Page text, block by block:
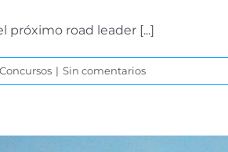
próximo road leader [...]
Concursos | Sin comentarios